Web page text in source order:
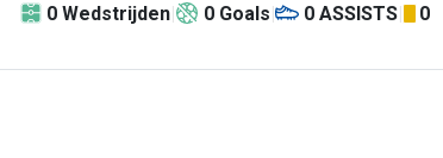
0 Wedstrijden 0 Goals 0 ASSISTS 0